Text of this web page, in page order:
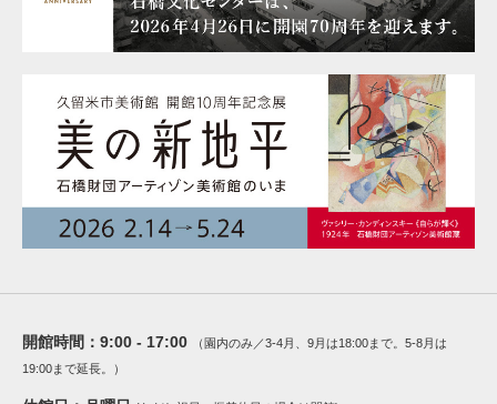
開館時間： 9:00 - 17:00
（園内のみ／3-4月、9月は18:00まで。5-8月は
19:00まで延長。）